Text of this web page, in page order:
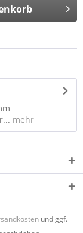
mehr
und ggf.